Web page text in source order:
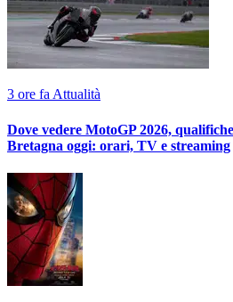
3 ore fa Attualità
Dove vedere MotoGP 2026,
Bretagna oggi: orari, TV e streaming